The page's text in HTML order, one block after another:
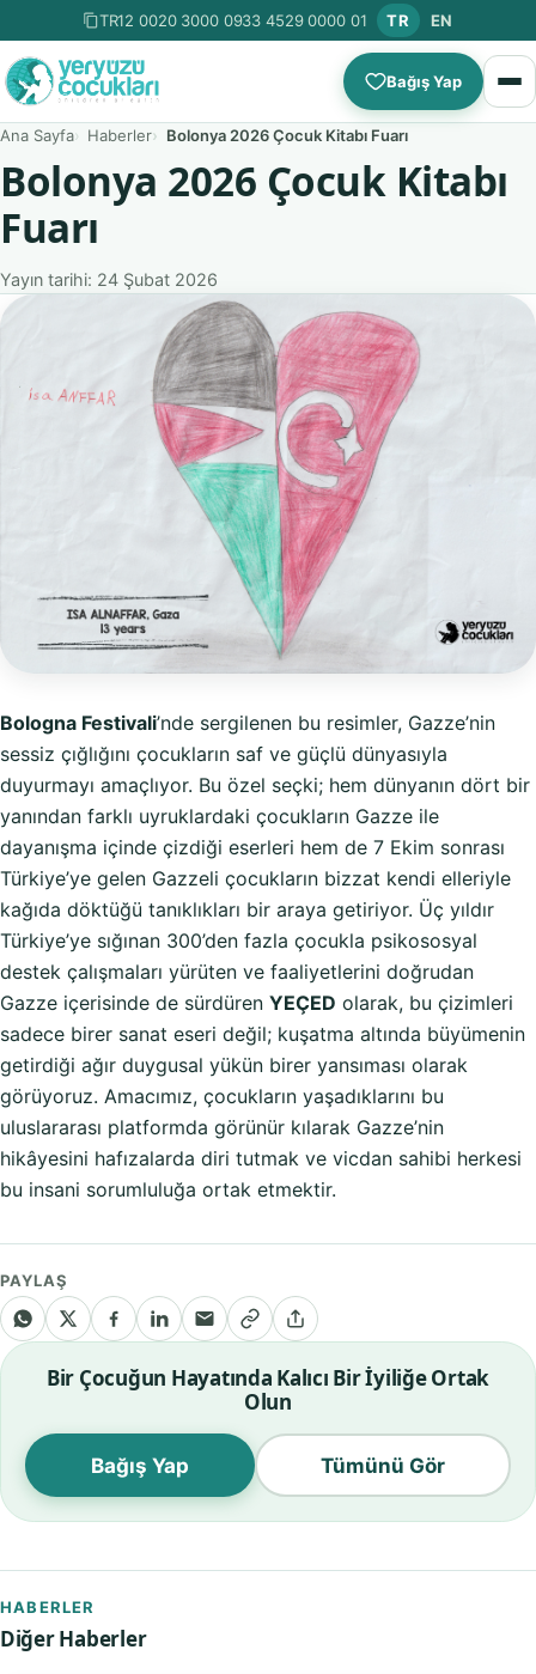
TR12 0020 3000 0933 4529 0000 01 TR EN
Bağış Yap
Ana Sayfa Haberler Bolonya 2026 Çocuk Kitabı Fuarı
Bolonya 2026 Çocuk Kitabı
Fuarı
Yayın tarihi: 24 Şubat 2026
Bologna Festivali’nde sergilenen bu resimler, Gazze’nin
sessiz çığlığını çocukların saf ve güçlü dünyasıyla
duyurmayı amaçlıyor. Bu özel seçki; hem dünyanın dört bir
yanından farklı uyruklardaki çocukların Gazze ile
dayanışma içinde çizdiği eserleri hem de 7 Ekim sonrası
Türkiye’ye gelen Gazzeli çocukların bizzat kendi elleriyle
kağıda döktüğü tanıklıkları bir araya getiriyor. Üç yıldır
Türkiye’ye sığınan 300’den fazla çocukla psikososyal
destek çalışmaları yürüten ve faaliyetlerini doğrudan
Gazze içerisinde de sürdüren YEÇED olarak, bu çizimleri
sadece birer sanat eseri değil; kuşatma altında büyümenin
getirdiği ağır duygusal yükün birer yansıması olarak
görüyoruz. Amacımız, çocukların yaşadıklarını bu
uluslararası platformda görünür kılarak Gazze’nin
hikâyesini hafızalarda diri tutmak ve vicdan sahibi herkesi
bu insani sorumluluğa ortak etmektir.
PAYLAŞ
Bir Çocuğun Hayatında Kalıcı Bir İyiliğe Ortak
Olun
Bağış Yap Tümünü Gör
HABERLER
Diğer Haberler